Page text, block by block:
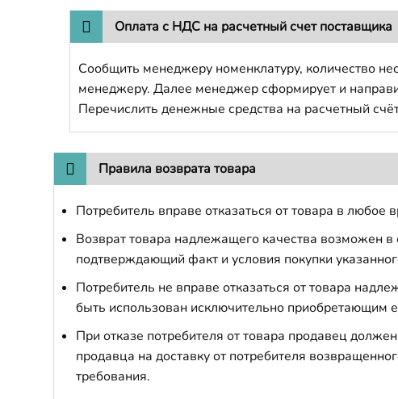
Оплата с НДС на расчетный счет поставщика
Сообщить менеджеру номенклатуру, количество
менеджеру. Далее менеджер сформирует и
Перечислить денежные средства на расчетный
Правила возврата товара
Потребитель вправе отказаться от товара в
Возврат товара надлежащего качества возможен в
подтверждающий факт и условия покупки
Потребитель не вправе отказаться от товара
быть использован исключительно приобретающим
При отказе потребителя от товара продавец
продавца на доставку от потребителя
требования.